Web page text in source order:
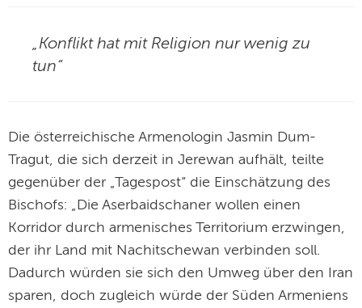
„Konflikt hat mit Religion nur wenig zu
tun“
Die österreichische Armenologin Jasmin Dum-
Tragut, die sich derzeit in Jerewan aufhält, teilte
gegenüber der „Tagespost“ die Einschätzung des
Bischofs: „Die Aserbaidschaner wollen einen
Korridor durch armenisches Territorium erzwingen,
der ihr Land mit Nachitschewan verbinden soll.
Dadurch würden sie sich den Umweg über den Iran
sparen, doch zugleich würde der Süden Armeniens